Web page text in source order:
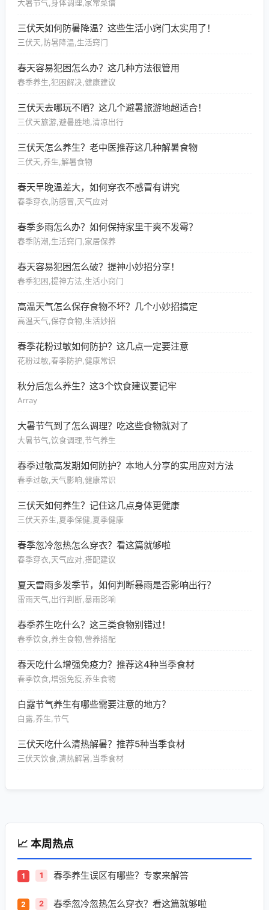
大暑节气,身体调理,家常菜谱
三伏天如何防暑降温？这些生活小窍门太实用了！
三伏天,防暑降温,生活窍门
春天容易犯困怎么办？这几种方法很管用
春季养生,犯困解决,健康建议
三伏天去哪玩不晒？这几个避暑旅游地超适合！
三伏天旅游,避暑胜地,清凉出行
三伏天怎么养生？老中医推荐这几种解暑食物
三伏天,养生,解暑食物
春天早晚温差大，如何穿衣不感冒有讲究
春季穿衣,防感冒,天气应对
春季多雨怎么办？如何保持家里干爽不发霉？
春季防潮,生活窍门,家居保养
春天容易犯困怎么破？提神小妙招分享！
春季犯困,提神方法,生活小窍门
高温天气怎么保存食物不坏？几个小妙招搞定
高温天气,保存食物,生活妙招
春季花粉过敏如何防护？这几点一定要注意
花粉过敏,春季防护,健康常识
秋分后怎么养生？这3个饮食建议要记牢
Array
大暑节气到了怎么调理？吃这些食物就对了
大暑节气,饮食调理,节气养生
春季过敏高发期如何防护？本地人分享的实用应对方法
春季过敏,天气影响,健康常识
三伏天如何养生？记住这几点身体更健康
三伏天养生,夏季保健,夏季健康
春季忽冷忽热怎么穿衣？看这篇就够啦
春季穿衣,天气应对,搭配建议
夏天雷雨多发季节，如何判断暴雨是否影响出行？
雷雨天气,出行判断,暴雨影响
春季养生吃什么？这三类食物别错过！
春季饮食,养生食物,营养搭配
春天吃什么增强免疫力？推荐这4种当季食材
春季饮食,增强免疫,养生食物
白露节气养生有哪些需要注意的地方？
白露,养生,节气
三伏天吃什么清热解暑？推荐5种当季食材
三伏天饮食,清热解暑,当季食材
📈 本周热点
1 春季养生误区有哪些？专家来解答
2 春季忽冷忽热怎么穿衣？看这篇就够啦